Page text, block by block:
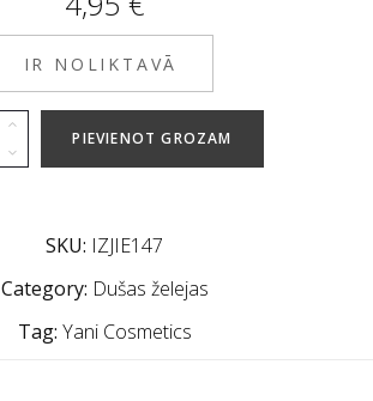
IR NOLIKTAVĀ
PIEVIENOT GROZAM
SKU: IZJIE147
Category: Dušas želejas
Tag: Yani Cosmetics